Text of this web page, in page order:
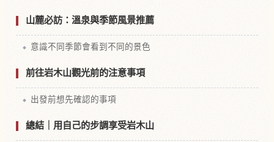
山麓必訪：溫泉與季節風景推薦
意識不同季節會看到不同的景色
前往岩木山觀光前的注意事項
出發前想先確認的事項
總結｜用自己的步調享受岩木山